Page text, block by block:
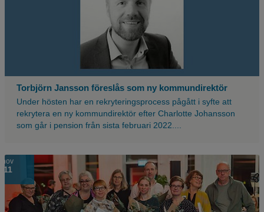
Torbjörn Jansson föreslås som ny kommundirektör
Under hösten har en rekryteringsprocess pågått i syfte att
rekrytera en ny kommundirektör efter Charlotte Johansson
som går i pension från sista februari 2022....
nov
11